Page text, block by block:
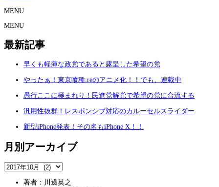
MENU
MENU
最新記事
早くも軽薄な政党であると露呈した希望の党
やったぁ！東京喰種:reのアニメ化！！でも、連載中
愚行ここに極まれり！民進党解党で希望の党に合流する
汎用性抜群！レスポンシブ対応のカルーセルスライダー
新型iPhone発表！その名もiPhone X！！
月別アーカイブ
著者：川邊英之